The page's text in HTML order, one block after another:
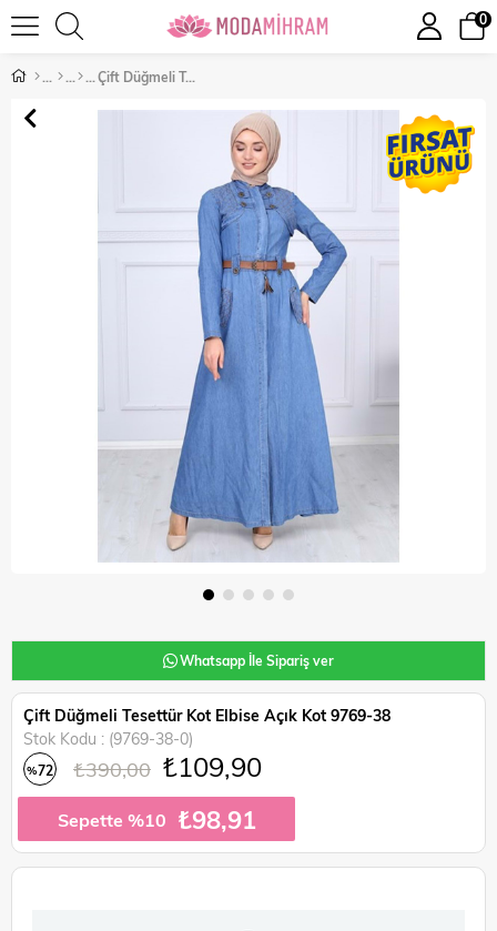
0
Çift Düğmeli Tesettür Kot Elbise Açık Kot 9769-38
Whatsapp İle Sipariş ver
Çift Düğmeli Tesettür Kot Elbise Açık Kot 9769-38
Stok Kodu
(9769-38-0)
%72 ₺390,00 ₺109,90
Sepette %10 ₺98,91